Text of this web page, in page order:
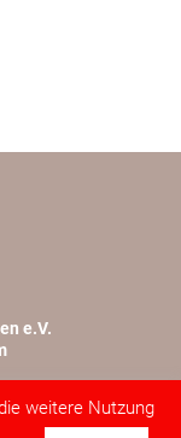
e.V.
weitere Nutzung